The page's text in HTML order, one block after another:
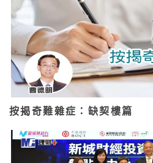
按揭奇難雜症：缺契樓篇